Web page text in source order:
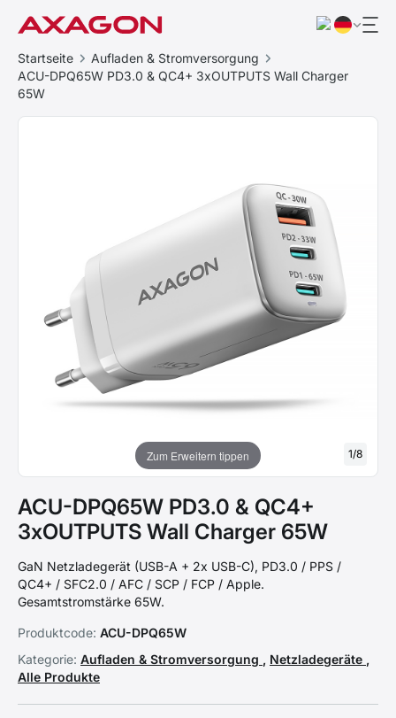
Startseite
Aufladen & Stromversorgung
ACU-DPQ65W PD3.0 & QC4+ 3xOUTPUTS Wall Charger
65W
Zum Erweitern tippen 1/8
ACU-DPQ65W PD3.0 & QC4+
3xOUTPUTS Wall Charger 65W
GaN Netzladegerät (USB-A + 2x USB-C), PD3.0 / PPS /
QC4+ / SFC2.0 / AFC / SCP / FCP / Apple.
Gesamtstromstärke 65W.
Produktcode: ACU-DPQ65W
Kategorie: Aufladen & Stromversorgung , Netzladegeräte ,
Alle Produkte